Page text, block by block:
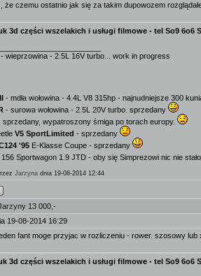
że czemu ostatnio jak się za takim dupowozem
3d części wszelakich i usługi filmowe - tel So9 6o6
- wieprzowina - 2.5L 16V turbo... work in progress
- mdła wołowina - 4.4L V8 315hp - najnudniejsze 300
- surowa wołowina - 2.5L 20V turbo. sprzedany
sprzedany, wypatroszony śmiga po torach europy.
V5 SportLimited - sprzedany
'95 E-Klasse Coupe - sprzedany
Sportwagon 1.9 JTD - oby się Simprezowi nic nie
Jarzyna dnia 19-08-2014 12:44
13 000,-
19-08-2014 16:29
fant moge przyjac w rozliczeniu - rower. szosowy lub
3d części wszelakich i usługi filmowe - tel So9 6o6